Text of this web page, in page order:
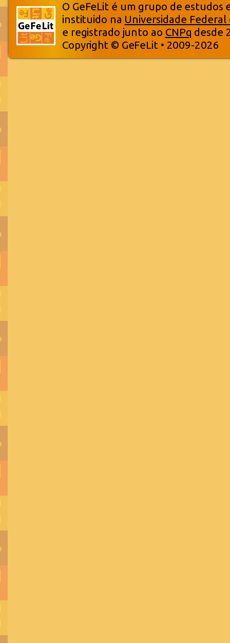
O GeFeLit é um grupo de estudos
instituido na Universidade Federal
e registrado junto ao CNPq desde
Copyright © GeFeLit • 2009-2026